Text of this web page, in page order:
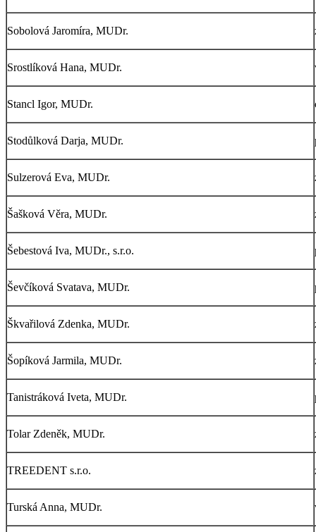
Sobolová Jaromíra, MUDr.
Srostlíková Hana, MUDr.
Stancl Igor, MUDr.
Stodůlková Darja, MUDr.
Sulzerová Eva, MUDr.
Šašková Věra, MUDr.
Šebestová Iva, MUDr., s.r.o.
Ševčíková Svatava, MUDr.
Škvařilová Zdenka, MUDr.
Šopíková Jarmila, MUDr.
Tanistráková Iveta, MUDr.
Tolar Zdeněk, MUDr.
TREEDENT s.r.o.
Turská Anna, MUDr.